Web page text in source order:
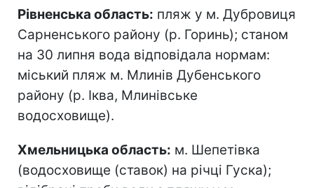
Рівненська область: пляж у м. Дубровиця
Сарненського району (р. Горинь); станом
на 30 липня вода відповідала нормам:
міський пляж м. Млинів Дубенського
району (р. Іква, Млинівське
водосховище).
Хмельницька область: м. Шепетівка
(водосховище (ставок) на річці Гуска);